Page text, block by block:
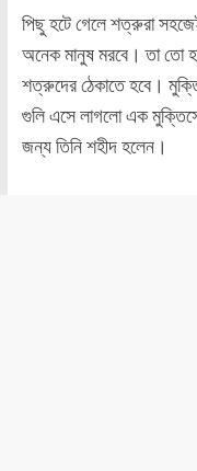
পিছু হটে গেলে শত্রুরা
অনেক মানুষ মরবে। তা তো
শত্রুদের ঠেকাতে হবে।
গুলি এসে লাগলো এক
জন্য তিনি শহীদ হলেন।